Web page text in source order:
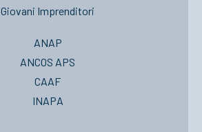
Giovani Imprenditori
ANAP
ANCOS APS
CAAF
INAPA